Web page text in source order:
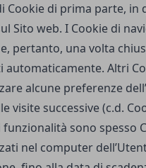
Cookie di prima parte,
Sito web. I Cookie di
pertanto, una volta
automaticamente. Altri
alcune preferenze
visite successive (c.d.
funzionalità sono
nel computer